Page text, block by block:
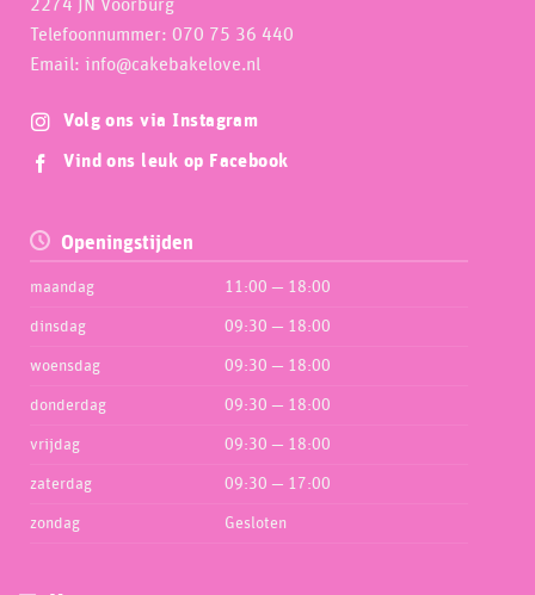
2274 JN Voorburg
Telefoonnummer: 070 75 36 440
Email: info@cakebakelove.nl
Volg ons via Instagram
Vind ons leuk op Facebook
Openingstijden
maandag 11:00 — 18:00
dinsdag 09:30 — 18:00
woensdag 09:30 — 18:00
donderdag 09:30 — 18:00
vrijdag 09:30 — 18:00
zaterdag 09:30 — 17:00
zondag Gesloten